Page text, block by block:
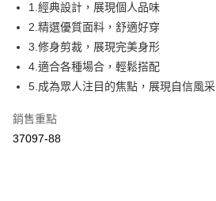
運送方式
付款後全家取貨
每筆NT$60，滿NT$1,000(含以上)免運費
付款後萊爾富取貨
每筆NT$60，滿NT$1,000(含以上)免運費
付款後7-11取貨
1.經典設計，展現個人品味
2.精選優質面料，舒適好穿
3.修身剪裁，展現完美身形
4.適合各種場合，輕鬆搭配
5.成為眾人注目的焦點，展現自信風采
銷售重點
37097-88